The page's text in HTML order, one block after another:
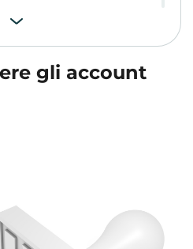
gli account